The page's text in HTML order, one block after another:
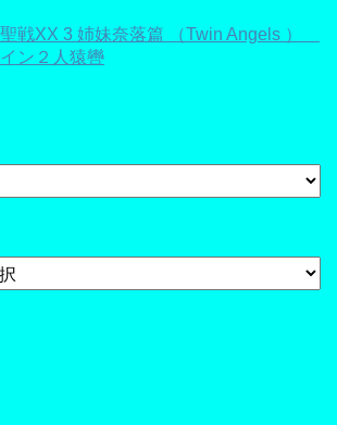
戦XX 3 姉妹奈落篇 （Twin Angels ）
ン２人猿轡